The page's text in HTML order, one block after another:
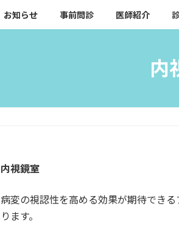
お知らせ 事前問診 医師紹介
内
内視鏡室
病変の視認性を高める効果が期待でき
ります。